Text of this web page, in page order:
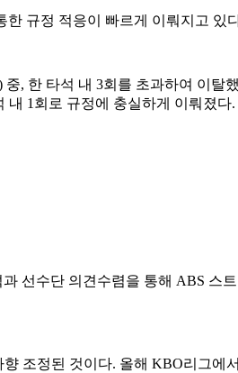
규정 적응이 빠르게 이뤄지고
, 한 타석 내 3회를 초과하여 이
내 1회로 규정에 충실하게 이뤄졌다.
선수단 의견수렴을 통해 ABS 스
조정된 것이다. 올해 KBO리그